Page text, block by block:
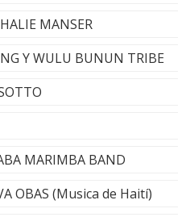
MANSER
Y WULU BUNUN TRIBE
MARIMBA BAND
OBAS (Musica de Haití)